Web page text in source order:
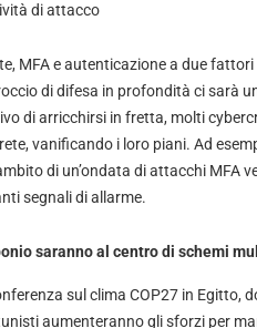
di attacco
MFA e autenticazione a due
di difesa in profondità ci sarà
di arricchirsi in fretta, molti
vanificando i loro piani. Ad
di un’ondata di attacchi MFA
segnali di allarme.
saranno al centro di schemi
sul clima COP27 in Egitto,
aumenteranno gli sforzi per